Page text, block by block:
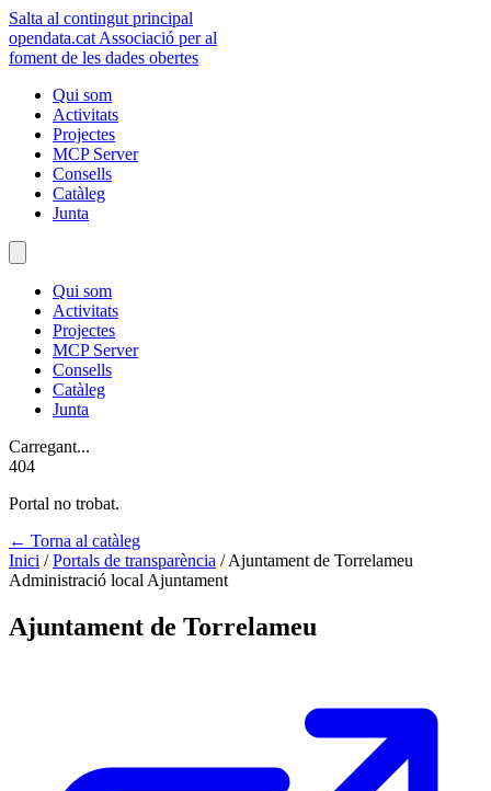
Salta al contingut principal
opendata.cat Associació per al
foment de les dades obertes
Qui som
Activitats
Projectes
MCP Server
Consells
Catàleg
Junta
Qui som
Activitats
Projectes
MCP Server
Consells
Catàleg
Junta
Carregant...
404
Portal no trobat.
← Torna al catàleg
Inici / Portals de transparència / Ajuntament de Torrelameu
Administració local Ajuntament
Ajuntament de Torrelameu